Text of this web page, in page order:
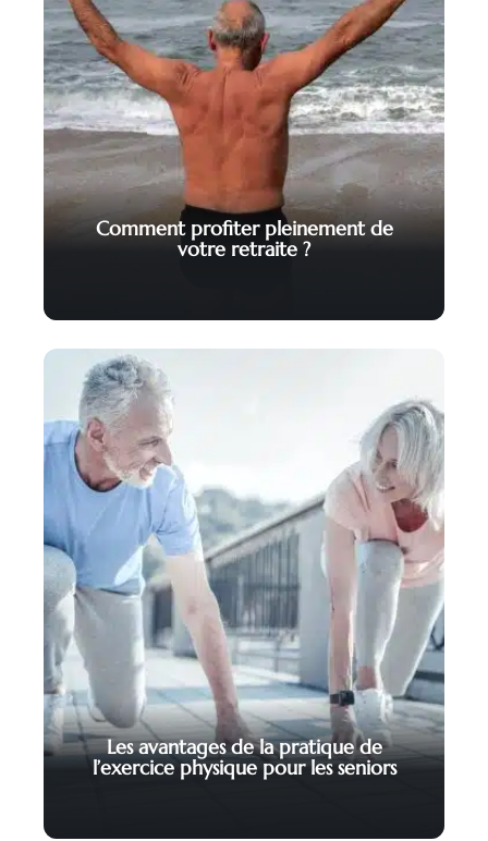
Comment profiter pleinement de
votre retraite ?
Les avantages de la pratique de
l’exercice physique pour les seniors